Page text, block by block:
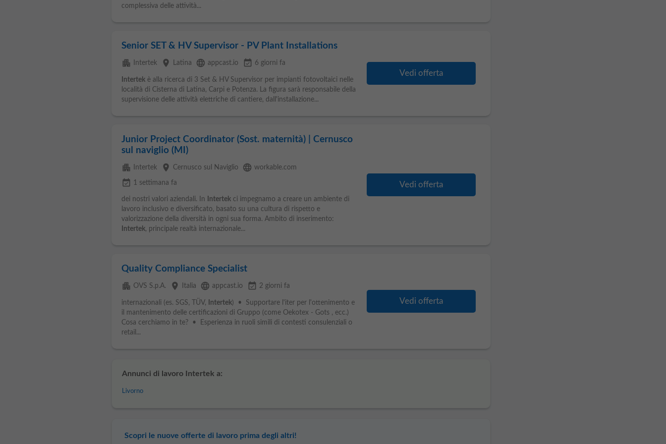
complessiva delle attività...
Senior SET & HV Supervisor - PV Plant Installations
apartment Intertek place Latina language appcast.io event_available 6 giorni fa
Intertekè alla ricerca di 3 Set & HV Supervisor per impianti fotovoltaici nelle
località di Cisterna di Latina, Carpi e Potenza. La figura sarà responsabile della
supervisione delle attività elettriche di cantiere, dall'installazione...
Vedi offerta
Junior Project Coordinator (Sost. maternità) | Cernusco
sul naviglio (MI)
apartment Intertek place Cernusco sul Naviglio language workable.com
event_available 1 settimana fa
dei nostri valori aziendali. In Intertekci impegnamo a creare un ambiente di
lavoro inclusivo e diversificato, basato su una cultura di rispetto e
valorizzazione della diversità in ogni sua forma. Ambito di inserimento:
Intertek, principale realtà internazionale...
Vedi offerta
Quality Compliance Specialist
apartment OVS S.p.A. place Italia language appcast.io event_available 2 giorni fa
internazionali (es. SGS, TÜV, Intertek) • Supportare l'iter per l'ottenimento e
il mantenimento delle certificazioni di Gruppo (come Oekotex - Gots , ecc.)
Cosa cerchiamo in te? • Esperienza in ruoli simili di contesti consulenziali o
retail...
Vedi offerta
Annunci di lavoro Intertek a:
Livorno
Scopri le nuove offerte di lavoro prima degli altri!